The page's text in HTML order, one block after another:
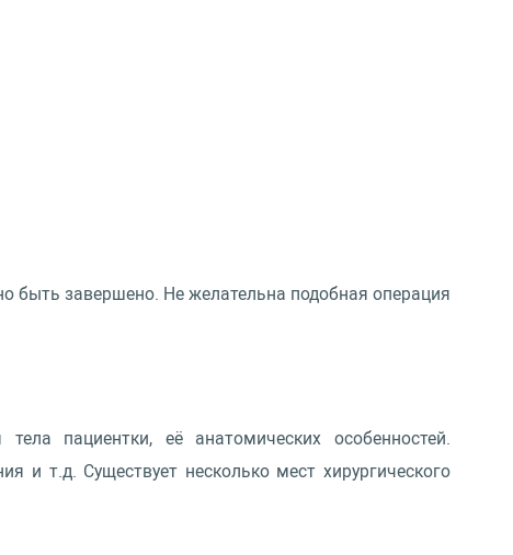
быть завершено. Не желательна подобная операция
пациентки, её анатомических особенностей.
и т.д. Существует несколько мест хирургического